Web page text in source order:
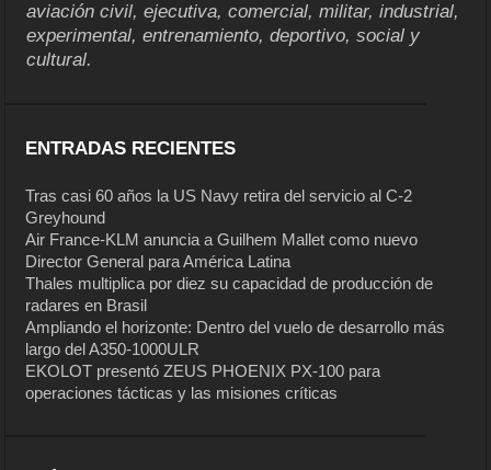
aviación civil, ejecutiva, comercial, militar, industrial,
experimental, entrenamiento, deportivo, social y
cultural.
ENTRADAS RECIENTES
Tras casi 60 años la US Navy retira del servicio al C-2
Greyhound
Air France-KLM anuncia a Guilhem Mallet como nuevo
Director General para América Latina
Thales multiplica por diez su capacidad de producción de
radares en Brasil
Ampliando el horizonte: Dentro del vuelo de desarrollo más
largo del A350-1000ULR
EKOLOT presentó ZEUS PHOENIX PX-100 para
operaciones tácticas y las misiones críticas